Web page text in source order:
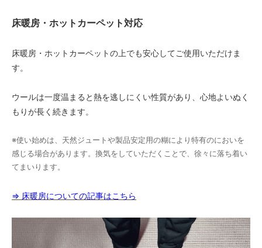
床暖房・ホットカーペット対応
床暖房・ホットカーペットの上でも安心してご使用いただけま
す。
ウールは一度温まると熱を逃しにくい性質があり、心地よいぬく
もりが長く続きます。
※使い始めは、天然ジュートや製品安定用の糊により特有のにおいを
感じる場合があります。換気をしていただくことで、徐々に落ち着い
てまいります。
⇒ 床暖房についての記事はこちら